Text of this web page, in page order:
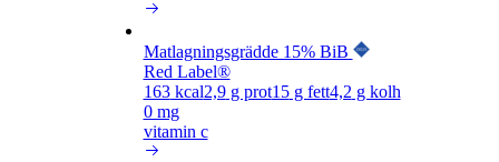
Matlagningsgrädde 15% BiB
Red Label®
163kcal2,9g prot15g fett4,2 g kolh
0 mg
vitamin c